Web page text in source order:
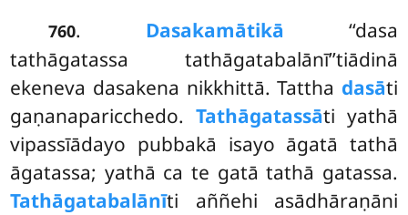
760. Dasakamātikā ‘‘dasa
tathāgatassa tathāgatabalānī’’tiādinā
ekeneva dasakena nikkhittā. Tattha dasāti
gaṇanaparicchedo. Tathāgatassāti yathā
vipassīādayo pubbakā isayo āgatā tathā
āgatassa; yathā ca te gatā tathā gatassa.
Tathāgatabalānīti aññehi asādhāraṇāni